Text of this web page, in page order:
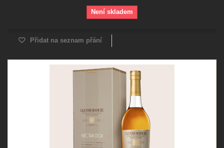
Není skladem
Přidat na seznam přání